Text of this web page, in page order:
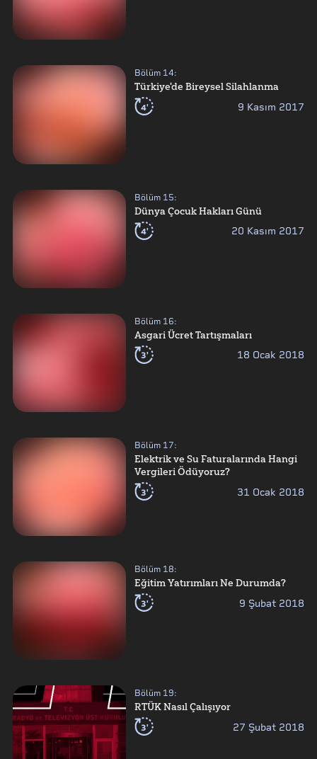
Bölüm 14:
Türkiye'de Bireysel Silahlanma
4' 9 Kasım 2017
Bölüm 15:
Dünya Çocuk Hakları Günü
4' 20 Kasım 2017
Bölüm 16:
Asgari Ücret Tartışmaları
3' 18 Ocak 2018
Bölüm 17:
Elektrik ve Su Faturalarında Hangi
Vergileri Ödüyoruz?
3' 31 Ocak 2018
Bölüm 18:
Eğitim Yatırımları Ne Durumda?
3' 9 Şubat 2018
Bölüm 19:
RTÜK Nasıl Çalışıyor
3' 27 Şubat 2018